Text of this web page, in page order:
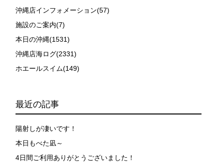
沖縄店インフォメーション(57)
施設のご案内(7)
本日の沖縄(1531)
沖縄店海ログ(2331)
ホエールスイム(149)
最近の記事
陽射しが凄いです！
本日もべた凪～
4日間ご利用ありがとうございました！